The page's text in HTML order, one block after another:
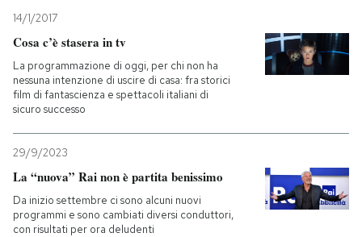
14/1/2017
Cosa c’è stasera in tv
La programmazione di oggi, per chi non ha
nessuna intenzione di uscire di casa: fra storici
film di fantascienza e spettacoli italiani di
sicuro successo
29/9/2023
La “nuova” Rai non è partita benissimo
Da inizio settembre ci sono alcuni nuovi
programmi e sono cambiati diversi conduttori,
con risultati per ora deludenti